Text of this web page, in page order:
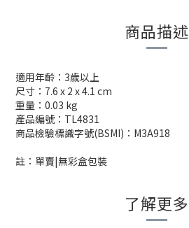
商品描述
適用年齡：3歲以上
尺寸：7.6 x 2 x 4.1 cm
重量：0.03 kg
產品編號：TL4831
商品檢驗標識字號(BSMI)：M3A918
註：單賣|無彩盒包裝
了解更多